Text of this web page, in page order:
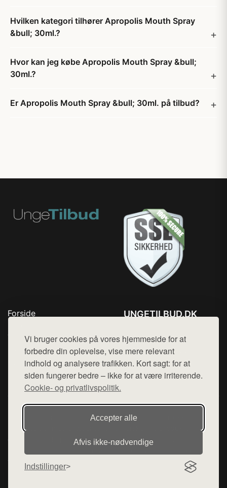
Vi bruger cookies på vores hjemmeside for at
forbedre din oplevelse, vise mere relevant
indhold og analysere trafikken. Kort sagt: for at
siden fungerer bedre – ikke for at være irriterende.
Cookie- og privatlivspolitik.
Accepter alle
Afvis ikke‑nødvendige
Indstillinger
Hvilken kategori tilhører Apropolis Mouth Spray
&bull; 30ml.?
Hvor kan jeg købe Apropolis Mouth Spray &bull;
30ml.?
Er Apropolis Mouth Spray &bull; 30ml. på tilbud?
Forside
Top Rabatter
Blog
Kontakt
UNGETILBUD.DK
Mail: hej@want.dk
Cookie- og privatlivspolitik
Denne side er en del af want.dk, der udgiver en række
hjemmesider med præsentation af forskellige produkter fra
diverse webshops. Der sælges ikke varer fra denne side - vi
henviser til de shops, som sælger varen. Vi har heller ikke
varerne på lager.